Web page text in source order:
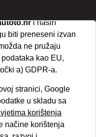
obradu za analitičke
i naših
biti preneseni izvan
ne pružaju
kao EU,
a) GDPR-a.
stranici, Google
u skladu sa
korištenja
načine korištenja